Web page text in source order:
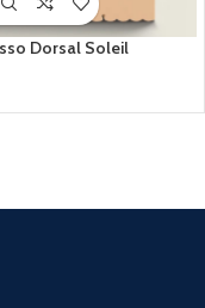
Dorsal Soleil